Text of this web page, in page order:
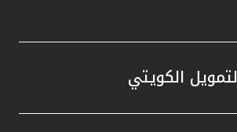
الكويتي